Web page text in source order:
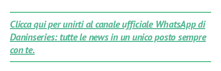
Clicca qui per unirti al canale ufficiale WhatsApp di
Daninseries: tutte le news in un unico posto sempre
con te.